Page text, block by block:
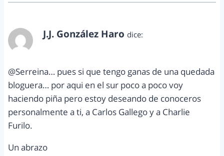
J.J. González Haro dice:
@Serreina… pues si que tengo ganas de una quedada
bloguera… por aqui en el sur poco a poco voy
haciendo piña pero estoy deseando de conoceros
personalmente a ti, a Carlos Gallego y a Charlie
Furilo.
Un abrazo